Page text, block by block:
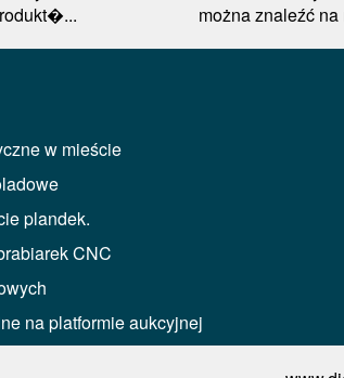
można znaleźć
w mieście
plandek.
CNC
na platformie aukcyjnej